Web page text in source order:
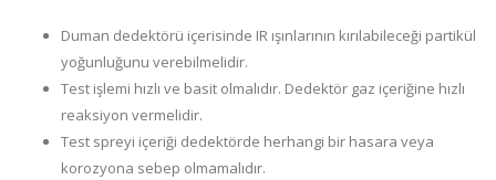
Duman dedektörü içerisinde IR ışınlarının kırılabileceği partikül
yoğunluğunu verebilmelidir.
Test işlemi hızlı ve basit olmalıdır. Dedektör gaz içeriğine hızlı
reaksiyon vermelidir.
Test spreyi içeriği dedektörde herhangi bir hasara veya
korozyona sebep olmamalıdır.